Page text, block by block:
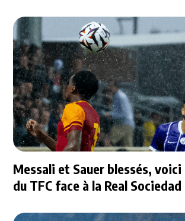
Messali et Sauer blessés,
du TFC face à la Real Sociedad